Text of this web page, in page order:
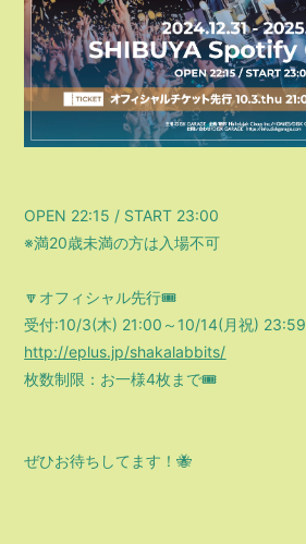
OPEN 22:15 / START 23:00
※満20歳未満の方は入場不可
🔽オフィシャル先行🎟️
受付:10/3(木) 21:00～10/14(月祝) 23:59
http://eplus.jp/shakalabbits/
枚数制限：お一様4枚まで🎟️
ぜひお待ちしてます！🐝